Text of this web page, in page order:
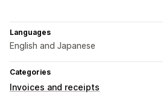
Languages
English and Japanese
Categories
Invoices and receipts